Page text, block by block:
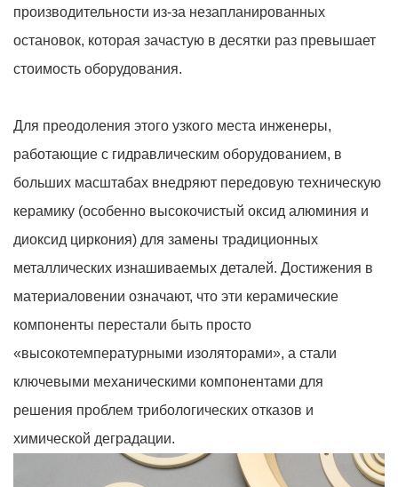
производительности из-за незапланированных
остановок, которая зачастую в десятки раз превышает
стоимость оборудования.
Для преодоления этого узкого места инженеры,
работающие с гидравлическим оборудованием, в
больших масштабах внедряют передовую техническую
керамику (особенно высокочистый оксид алюминия и
диоксид циркония) для замены традиционных
металлических изнашиваемых деталей. Достижения в
материаловении означают, что эти керамические
компоненты перестали быть просто
«высокотемпературными изоляторами», а стали
ключевыми механическими компонентами для
решения проблем трибологических отказов и
химической деградации.